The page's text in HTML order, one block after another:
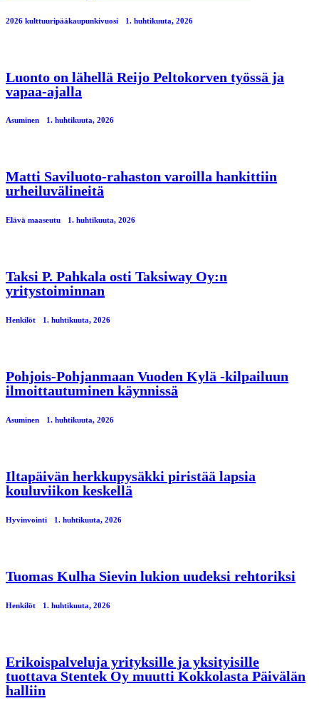
2026 kulttuuripääkaupunkivuosi 1. huhtikuuta, 2026
Luonto on lähellä Reijo Peltokorven työssä ja
vapaa-ajalla
Asuminen 1. huhtikuuta, 2026
Matti Saviluoto-rahaston varoilla hankittiin
urheiluvälineitä
Elävä maaseutu 1. huhtikuuta, 2026
Taksi P. Pahkala osti Taksiway Oy:n
yritystoiminnan
Henkilöt 1. huhtikuuta, 2026
Pohjois-Pohjanmaan Vuoden Kylä -kilpailuun
ilmoittautuminen käynnissä
Asuminen 1. huhtikuuta, 2026
Iltapäivän herkkupysäkki piristää lapsia
kouluviikon keskellä
Hyvinvointi 1. huhtikuuta, 2026
Tuomas Kulha Sievin lukion uudeksi rehtoriksi
Henkilöt 1. huhtikuuta, 2026
Erikoispalveluja yrityksille ja yksityisille
tuottava Stentek Oy muutti Kokkolasta Päivälän
halliin